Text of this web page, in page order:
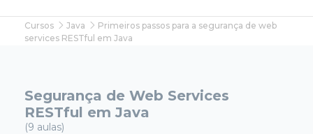
Cursos Java
Primeiros passos para a segurança de web
services RESTful em Java
Segurança de Web Services
RESTful em Java
(9 aulas)